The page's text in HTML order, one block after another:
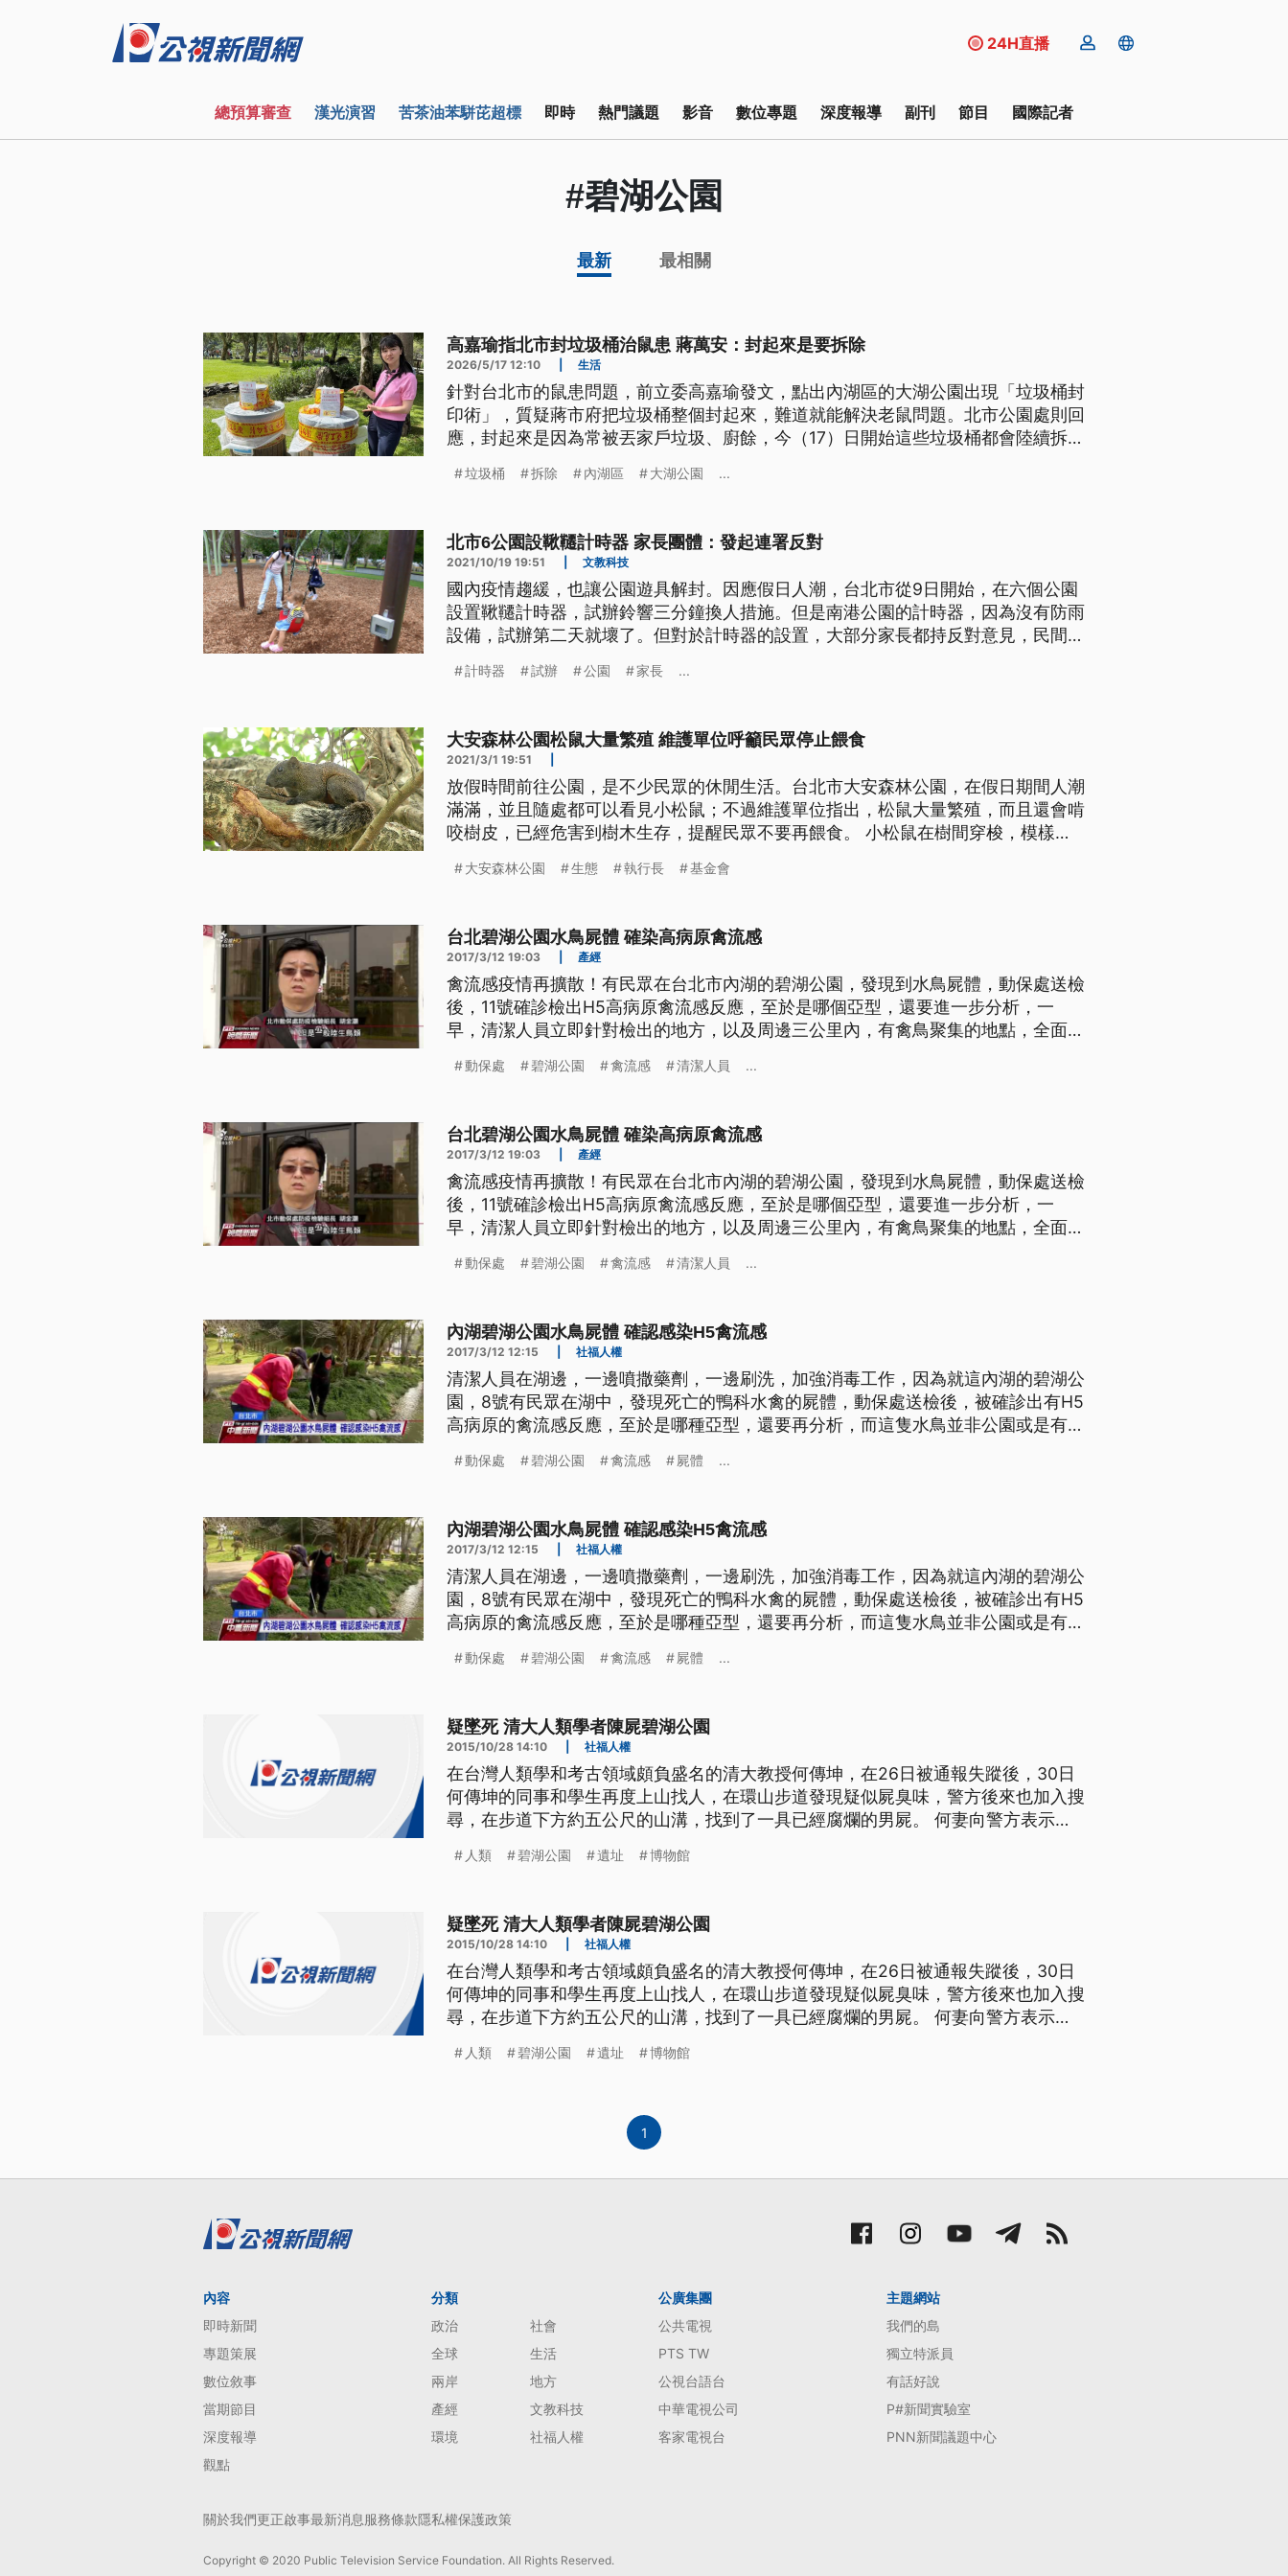
24H直播
總預算審查 漢光演習 苦茶油苯駢芘超標 即時 熱門議題 影音 數位專題 深度報導 副刊 節目 國際記者
#碧湖公園
最新 最相關
高嘉瑜指北市封垃圾桶治鼠患 蔣萬安：封起來是要拆除
2026/5/17 12:10 生活
針對台北市的鼠患問題，前立委高嘉瑜發文，點出內湖區的大湖公園出現「垃圾桶封
印術」，質疑蔣市府把垃圾桶整個封起來，難道就能解決老鼠問題。北市公園處則回
應，封起來是因為常被丟家戶垃圾、廚餘，今（17）日開始這些垃圾桶都會陸續拆
垃圾桶 拆除 內湖區 大湖公園 ...
北市6公園設鞦韆計時器 家長團體：發起連署反對
2021/10/19 19:51 文教科技
國內疫情趨緩，也讓公園遊具解封。因應假日人潮，台北市從9日開始，在六個公園
設置鞦韆計時器，試辦鈴響三分鐘換人措施。但是南港公園的計時器，因為沒有防雨
設備，試辦第二天就壞了。但對於計時器的設置，大部分家長都持反對意見，民間團
計時器 試辦 公園 家長 ...
大安森林公園松鼠大量繁殖 維護單位呼籲民眾停止餵食
2021/3/1 19:51
放假時間前往公園，是不少民眾的休閒生活。台北市大安森林公園，在假日期間人潮
滿滿，並且隨處都可以看見小松鼠；不過維護單位指出，松鼠大量繁殖，而且還會啃
咬樹皮，已經危害到樹木生存，提醒民眾不要再餵食。 小松鼠在樹間穿梭，模樣很
都能看見松鼠身影，甚至還有人貼心餵食，但這舉動對於維護單位來說，只有滿滿憂
大安森林公園 生態 執行長 基金會
台北碧湖公園水鳥屍體 確染高病原禽流感
2017/3/12 19:03 產經
禽流感疫情再擴散！有民眾在台北市內湖的碧湖公園，發現到水鳥屍體，動保處送檢
後，11號確診檢出H5高病原禽流感反應，至於是哪個亞型，還要進一步分析，一
早，清潔人員立即針對檢出的地方，以及周邊三公里內，有禽鳥聚集的地點，全面消
碧湖公園，8號有民眾在湖中，發現死亡的鴨科水禽的屍體，動保處送檢後，被確診
動保處 碧湖公園 禽流感 清潔人員 ...
台北碧湖公園水鳥屍體 確染高病原禽流感
2017/3/12 19:03 產經
禽流感疫情再擴散！有民眾在台北市內湖的碧湖公園，發現到水鳥屍體，動保處送檢
後，11號確診檢出H5高病原禽流感反應，至於是哪個亞型，還要進一步分析，一
早，清潔人員立即針對檢出的地方，以及周邊三公里內，有禽鳥聚集的地點，全面消
碧湖公園，8號有民眾在湖中，發現死亡的鴨科水禽的屍體，動保處送檢後，被確診
動保處 碧湖公園 禽流感 清潔人員 ...
內湖碧湖公園水鳥屍體 確認感染H5禽流感
2017/3/12 12:15 社福人權
清潔人員在湖邊，一邊噴撒藥劑，一邊刷洗，加強消毒工作，因為就這內湖的碧湖公
園，8號有民眾在湖中，發現死亡的鴨科水禽的屍體，動保處送檢後，被確診出有H5
高病原的禽流感反應，至於是哪種亞型，還要再分析，而這隻水鳥並非公園或是有人
因為牠跟候鳥 可能生活面重疊 所以接觸的機會比較多 所以在水禽牠們 比較有可能
動保處 碧湖公園 禽流感 屍體 ...
內湖碧湖公園水鳥屍體 確認感染H5禽流感
2017/3/12 12:15 社福人權
清潔人員在湖邊，一邊噴撒藥劑，一邊刷洗，加強消毒工作，因為就這內湖的碧湖公
園，8號有民眾在湖中，發現死亡的鴨科水禽的屍體，動保處送檢後，被確診出有H5
高病原的禽流感反應，至於是哪種亞型，還要再分析，而這隻水鳥並非公園或是有人
因為牠跟候鳥 可能生活面重疊 所以接觸的機會比較多 所以在水禽牠們 比較有可能
動保處 碧湖公園 禽流感 屍體 ...
疑墜死 清大人類學者陳屍碧湖公園
2015/10/28 14:10 社福人權
在台灣人類學和考古領域頗負盛名的清大教授何傳坤，在26日被通報失蹤後，30日
何傳坤的同事和學生再度上山找人，在環山步道發現疑似屍臭味，警方後來也加入搜
尋，在步道下方約五公尺的山溝，找到了一具已經腐爛的男屍。 何妻向警方表示，
回家，當晚就向警方報案協尋，自己也找了好幾天，警方初步研判，何傳坤可能是為
人類 碧湖公園 遺址 博物館
疑墜死 清大人類學者陳屍碧湖公園
2015/10/28 14:10 社福人權
在台灣人類學和考古領域頗負盛名的清大教授何傳坤，在26日被通報失蹤後，30日
何傳坤的同事和學生再度上山找人，在環山步道發現疑似屍臭味，警方後來也加入搜
尋，在步道下方約五公尺的山溝，找到了一具已經腐爛的男屍。 何妻向警方表示，
回家，當晚就向警方報案協尋，自己也找了好幾天，警方初步研判，何傳坤可能是為
人類 碧湖公園 遺址 博物館
1
內容
即時新聞
專題策展
數位敘事
當期節目
深度報導
觀點
分類
政治
社會
全球
生活
兩岸
地方
產經
文教科技
環境
社福人權
公廣集團
公共電視
PTS TW
公視台語台
中華電視公司
客家電視台
主題網站
我們的島
獨立特派員
有話好說
P#新聞實驗室
PNN新聞議題中心
關於我們更正啟事最新消息服務條款隱私權保護政策
Copyright © 2020 Public Television Service Foundation. All Rights Reserved.